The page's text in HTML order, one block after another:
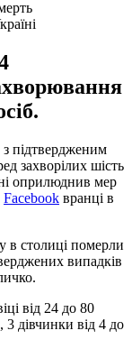
з підтвердженим
захворілих шість
оприлюднив мер
Facebook вранці в
в столиці померли
випадків
від 24 до 80
3 дівчинки від 4 до